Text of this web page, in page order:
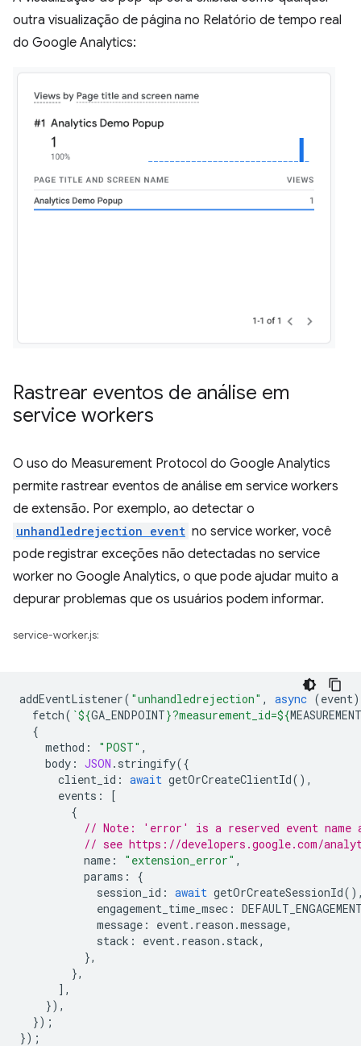
outra visualização de página no Relatório de tempo real
do Google Analytics:
Rastrear eventos de análise em
service workers
O uso do Measurement Protocol do Google Analytics
permite rastrear eventos de análise em service workers
de extensão. Por exemplo, ao detectar o
unhandledrejection event no service worker, você
pode registrar exceções não detectadas no service
worker no Google Analytics, o que pode ajudar muito a
depurar problemas que os usuários podem informar.
service-worker.js:
addEventListener( "unhandledrejection" , async (event)
fetch( `${GA_ENDPOINT}?measurement_id=${
{
method : "POST" ,
body : JSON . stringify({
client_id : await getOrCreateClientId(),
events :
[
{
// Note: 'error' is a reserved event name
// see https://developers.google.com/
name : "extension_error" ,
params :
{
session_id : await getOrCreateSessionId
engagement_time_msec :
message : event. reason .message,
stack : event. reason . stack,
},
},
],
}),
});
});